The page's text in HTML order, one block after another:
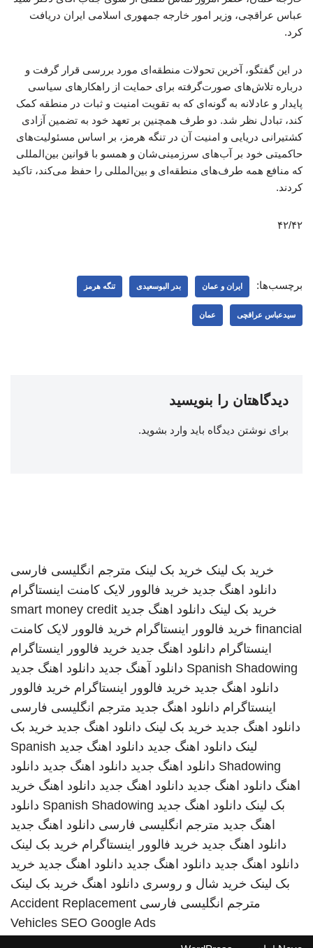
عباس عراقچی، وزیر امور خارجه جمهوری اسلامی ایران دریافت
کرد.
در این گفتگو، آخرین تحولات منطقه‌ای مورد بررسی قرار گرفت و
درباره تلاش‌های صورت‌گرفته برای حمایت از راهکارهای سیاسی
پایدار و عادلانه به گونه‌ای که به تقویت امنیت و ثبات در منطقه کمک
کند، تبادل نظر شد. دو طرف همچنین بر تعهد خود به تضمین آزادی
کشتیرانی دریایی و امنیت آن در تنگه هرمز، بر اساس مسئولیت‌های
حاکمیتی خود بر آب‌های سرزمینی‌شان و همسو با قوانین بین‌المللی
که منافع همه طرف‌های منطقه‌ای و بین‌المللی را حفظ می‌کند، تاکید
کردند.
۴۲/۴۲
برچسب‌ها: ایران و عمان بدر البوسعیدی تنگه هرمز
سیدعباس عراقچی عمان
دیدگاهتان را بنویسید
برای نوشتن دیدگاه باید وارد بشوید.
خرید بک لینک خرید بک لینک مترجم انگلیسی فارسی
دانلود اهنگ جدید خرید فالوور لایک کامنت اینستاگرام
خرید بک لینک دانلود اهنگ جدید smart money credit
financial خرید فالوور اینستاگرام خرید فالوور لایک کامنت
اینستاگرام دانلود اهنگ جدید خرید فالوور اینستاگرام
Spanish Shadowing دانلود آهنگ جدید دانلود اهنگ جدید
دانلود اهنگ جدید خرید فالوور اینستاگرام خرید فالوور
اینستاگرام دانلود اهنگ جدید مترجم انگلیسی فارسی
دانلود اهنگ جدید خرید بک لینک دانلود اهنگ جدید خرید بک
لینک دانلود اهنگ جدید دانلود اهنگ جدید Spanish
Shadowing دانلود اهنگ جدید دانلود اهنگ جدید دانلود
اهنگ دانلود اهنگ جدید دانلود اهنگ جدید دانلود اهنگ خرید
بک لینک دانلود اهنگ جدید Spanish Shadowing دانلود
اهنگ جدید مترجم انگلیسی فارسی دانلود اهنگ جدید
دانلود اهنگ جدید خرید فالوور اینستاگرام خرید بک لینک
دانلود اهنگ جدید دانلود اهنگ جدید دانلود اهنگ جدید خرید
بک لینک خرید شال و روسری دانلود اهنگ خرید بک لینک
مترجم انگلیسی فارسی Accident Replacement
Vehicles SEO Google Ads